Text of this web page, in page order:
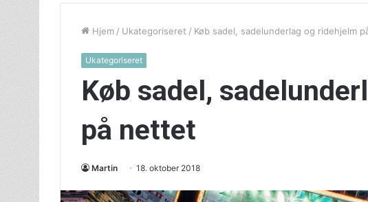
Hjem / Ukategoriseret / Køb sadel, sadelunderlag og ridehjelm
Ukategoriseret
Køb sadel,
på nettet
Martin 18. oktober 2018